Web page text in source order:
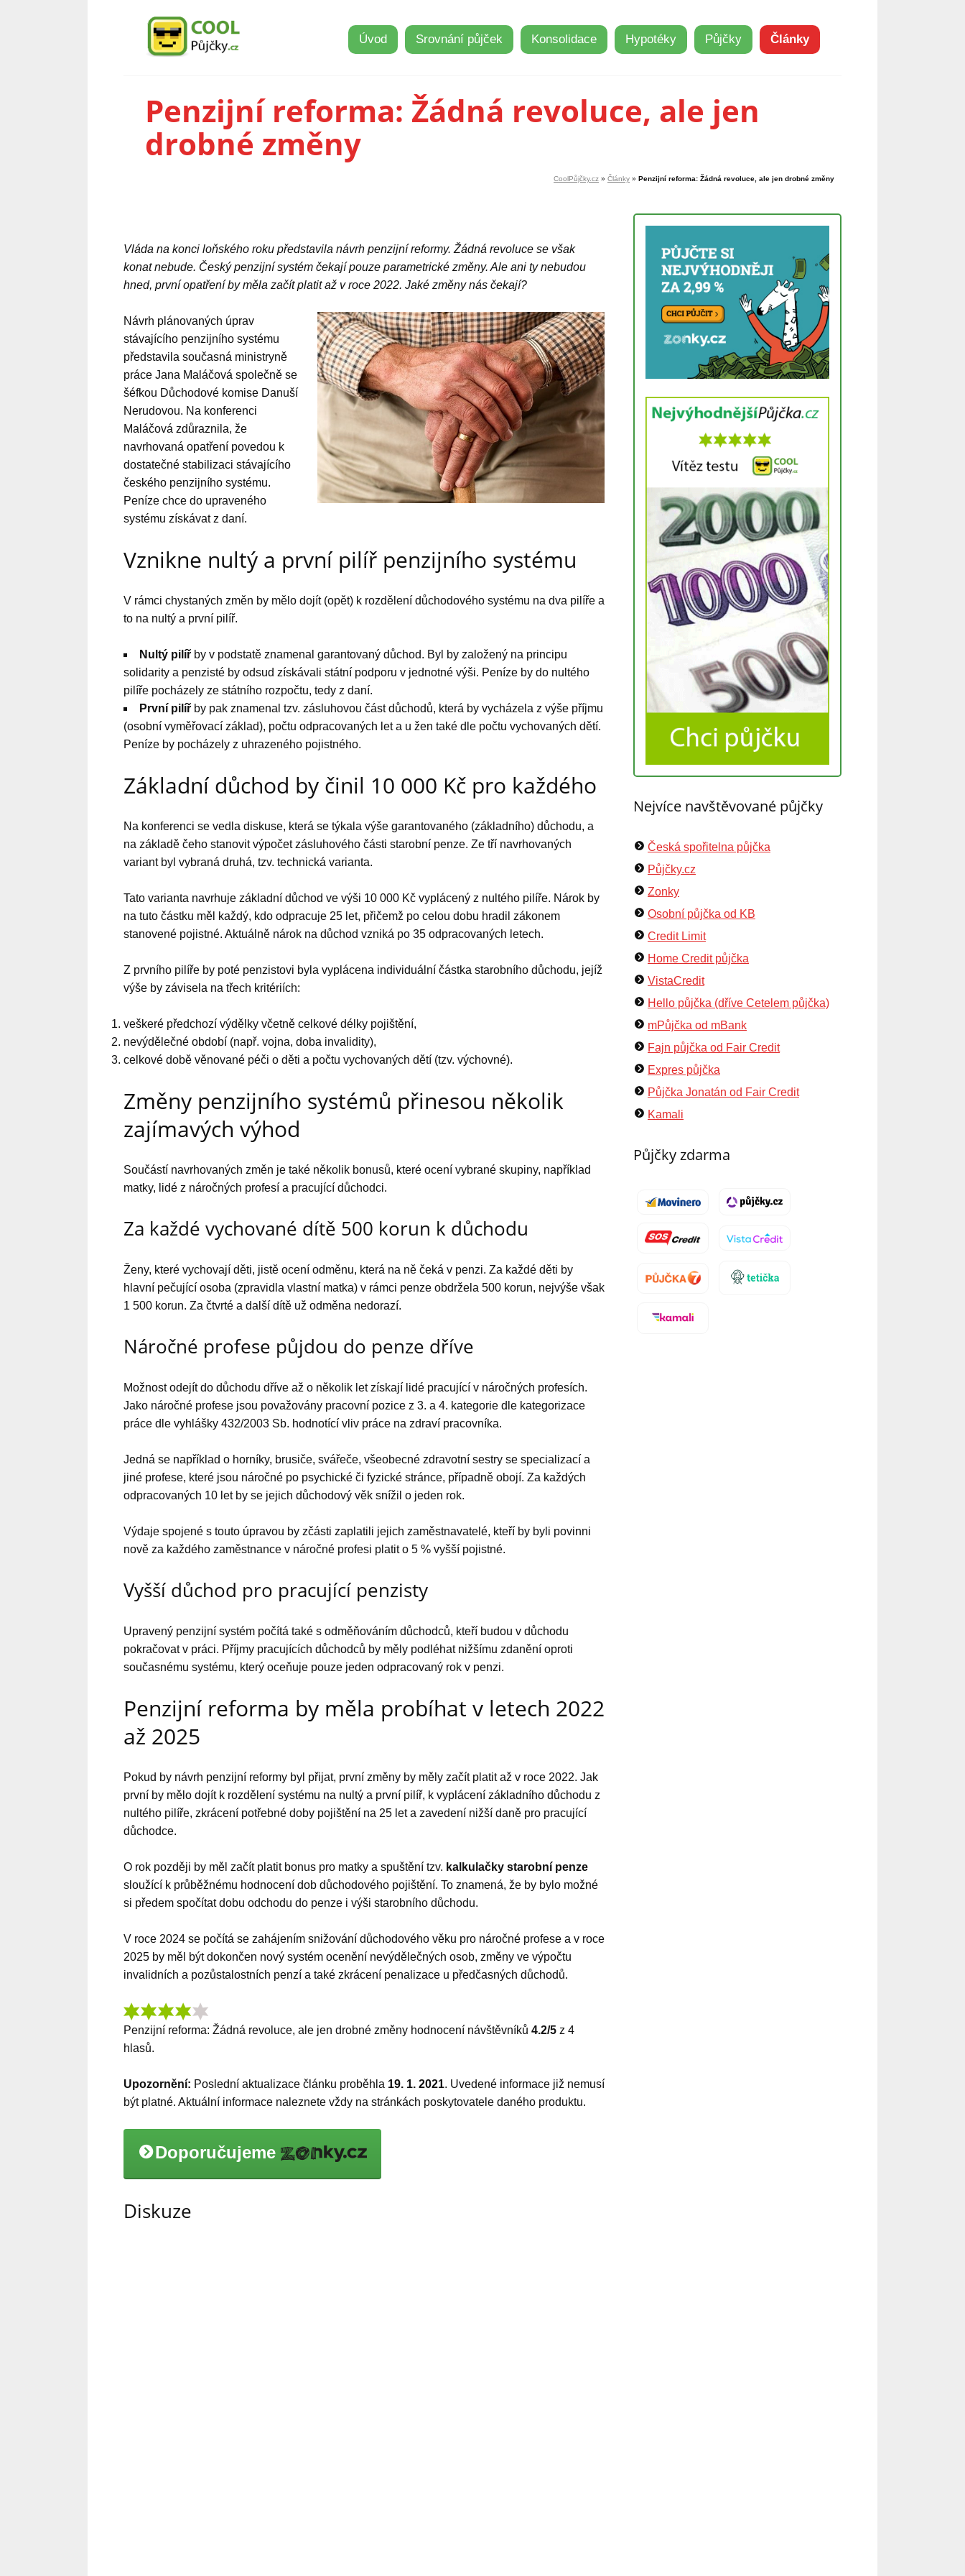
Úvod Srovnání půjček Konsolidace Hypotéky Půjčky Články
Penzijní reforma: Žádná revoluce, ale jen
drobné změny
CoolPůjčky.cz » Články » Penzijní reforma: Žádná revoluce, ale jen drobné změny
Vláda na konci loňského roku představila návrh penzijní reformy. Žádná revoluce se však
konat nebude. Český penzijní systém čekají pouze parametrické změny. Ale ani ty nebudou
hned, první opatření by měla začít platit až v roce 2022. Jaké změny nás čekají?
Návrh plánovaných úprav
stávajícího penzijního systému
představila současná ministryně
práce Jana Maláčová společně se
šéfkou Důchodové komise Danuší
Nerudovou. Na konferenci
Maláčová zdůraznila, že
navrhovaná opatření povedou k
dostatečné stabilizaci stávajícího
českého penzijního systému.
Peníze chce do upraveného
systému získávat z daní.
Vznikne nultý a první pilíř penzijního systému
V rámci chystaných změn by mělo dojít (opět) k rozdělení důchodového systému na dva pilíře a
to na nultý a první pilíř.
Nultý pilíř by v podstatě znamenal garantovaný důchod. Byl by založený na principu
solidarity a penzisté by odsud získávali státní podporu v jednotné výši. Peníze by do nultého
pilíře pocházely ze státního rozpočtu, tedy z daní.
První pilíř by pak znamenal tzv. zásluhovou část důchodů, která by vycházela z výše příjmu
(osobní vyměřovací základ), počtu odpracovaných let a u žen také dle počtu vychovaných dětí.
Peníze by pocházely z uhrazeného pojistného.
Základní důchod by činil 10 000 Kč pro každého
Na konferenci se vedla diskuse, která se týkala výše garantovaného (základního) důchodu, a
na základě čeho stanovit výpočet zásluhového části starobní penze. Ze tří navrhovaných
variant byl vybraná druhá, tzv. technická varianta.
Tato varianta navrhuje základní důchod ve výši 10 000 Kč vyplácený z nultého pilíře. Nárok by
na tuto částku měl každý, kdo odpracuje 25 let, přičemž po celou dobu hradil zákonem
stanovené pojistné. Aktuálně nárok na důchod vzniká po 35 odpracovaných letech.
Z prvního pilíře by poté penzistovi byla vyplácena individuální částka starobního důchodu, jejíž
výše by závisela na třech kritériích:
veškeré předchozí výdělky včetně celkové délky pojištění,
nevýdělečné období (např. vojna, doba invalidity),
celkové době věnované péči o děti a počtu vychovaných dětí (tzv. výchovné).
Změny penzijního systémů přinesou několik
zajímavých výhod
Součástí navrhovaných změn je také několik bonusů, které ocení vybrané skupiny, například
matky, lidé z náročných profesí a pracující důchodci.
Za každé vychované dítě 500 korun k důchodu
Ženy, které vychovají děti, jistě ocení odměnu, která na ně čeká v penzi. Za každé děti by
hlavní pečující osoba (zpravidla vlastní matka) v rámci penze obdržela 500 korun, nejvýše však
1 500 korun. Za čtvrté a další dítě už odměna nedorazí.
Náročné profese půjdou do penze dříve
Možnost odejít do důchodu dříve až o několik let získají lidé pracující v náročných profesích.
Jako náročné profese jsou považovány pracovní pozice z 3. a 4. kategorie dle kategorizace
práce dle vyhlášky 432/2003 Sb. hodnotící vliv práce na zdraví pracovníka.
Jedná se například o horníky, brusiče, svářeče, všeobecné zdravotní sestry se specializací a
jiné profese, které jsou náročné po psychické či fyzické stránce, případně obojí. Za každých
odpracovaných 10 let by se jejich důchodový věk snížil o jeden rok.
Výdaje spojené s touto úpravou by zčásti zaplatili jejich zaměstnavatelé, kteří by byli povinni
nově za každého zaměstnance v náročné profesi platit o 5 % vyšší pojistné.
Vyšší důchod pro pracující penzisty
Upravený penzijní systém počítá také s odměňováním důchodců, kteří budou v důchodu
pokračovat v práci. Příjmy pracujících důchodců by měly podléhat nižšímu zdanění oproti
současnému systému, který oceňuje pouze jeden odpracovaný rok v penzi.
Penzijní reforma by měla probíhat v letech 2022
až 2025
Pokud by návrh penzijní reformy byl přijat, první změny by měly začít platit až v roce 2022. Jak
první by mělo dojít k rozdělení systému na nultý a první pilíř, k vyplácení základního důchodu z
nultého pilíře, zkrácení potřebné doby pojištění na 25 let a zavedení nižší daně pro pracující
důchodce.
O rok později by měl začít platit bonus pro matky a spuštění tzv. kalkulačky starobní penze
sloužící k průběžnému hodnocení dob důchodového pojištění. To znamená, že by bylo možné
si předem spočítat dobu odchodu do penze i výši starobního důchodu.
V roce 2024 se počítá se zahájením snižování důchodového věku pro náročné profese a v roce
2025 by měl být dokončen nový systém ocenění nevýdělečných osob, změny ve výpočtu
invalidních a pozůstalostních penzí a také zkrácení penalizace u předčasných důchodů.
Penzijní reforma: Žádná revoluce, ale jen drobné změny hodnocení návštěvníků 4.2/5 z 4
hlasů.
Upozornění: Poslední aktualizace článku proběhla 19. 1. 2021. Uvedené informace již nemusí
být platné. Aktuální informace naleznete vždy na stránkách poskytovatele daného produktu.
Doporučujeme
Diskuze
Nejvíce navštěvované půjčky
Česká spořitelna půjčka
Půjčky.cz
Zonky
Osobní půjčka od KB
Credit Limit
Home Credit půjčka
VistaCredit
Hello půjčka (dříve Cetelem půjčka)
mPůjčka od mBank
Fajn půjčka od Fair Credit
Expres půjčka
Půjčka Jonatán od Fair Credit
Kamali
Půjčky zdarma